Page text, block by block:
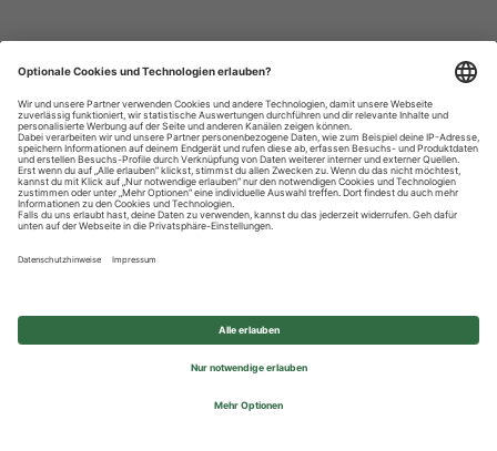
Datenschutzhinweise
Impressum
Privatsphäre-Einstellungen
© 2026 REWE Group - All rights reserved